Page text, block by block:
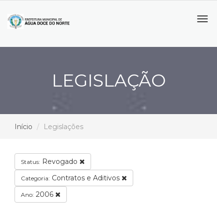
LEGISLAÇÃO
Início Legislações
Status: Revogado
Categoria: Contratos e Aditivos
Ano: 2006